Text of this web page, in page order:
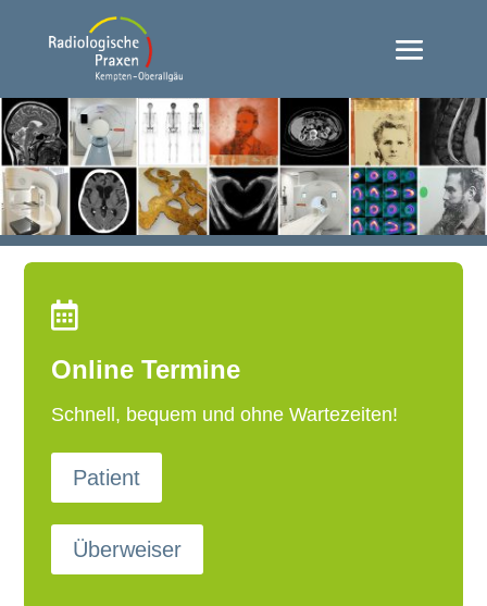

Online Termine
Schnell, bequem und ohne Wartezeiten!
Patient
Überweiser